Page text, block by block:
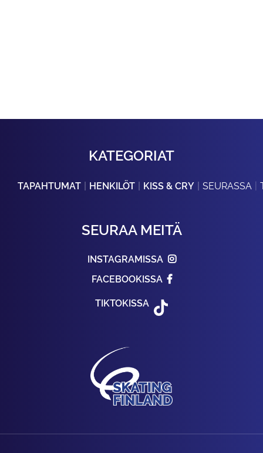
KATEGORIAT
TAPAHTUMAT HENKILÖT KISS & CRY SEURASSA
SEURAA MEITÄ
INSTAGRAMISSA
FACEBOOKISSA
TIKTOKISSA